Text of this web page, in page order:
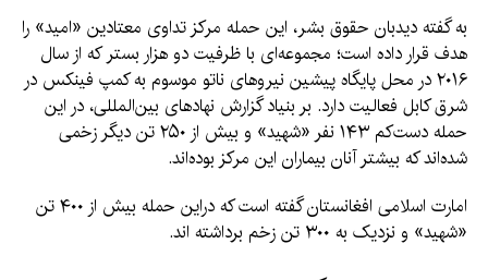
به گفته دیدبان حقوق بشر، این حمله مرکز تداوی معتادین «امید» را
هدف قرار داده است؛ مجموعه‌ای با ظرفیت دو هزار بستر که از سال
۲۰۱۶ در محل پایگاه پیشین نیروهای ناتو موسوم به کمپ فینکس در
شرق کابل فعالیت دارد. بر بنیاد گزارش نهادهای بین‌المللی، در این
حمله دست‌کم ۱۴۳ نفر «شهید» و بیش از ۲۵۰ تن دیگر زخمی
شده‌اند که بیشتر آنان بیماران این مرکز بوده‌اند.
امارت اسلامی افغانستان گفته است که دراین حمله بیش از ۴۰۰ تن
«شهید» و نزدیک به ۳۰۰ تن زخم برداشته اند.